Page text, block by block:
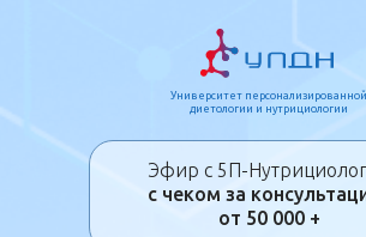
Эфир с 5П-
с чеком за
от 50 000 +
Университет персонализированной
диетологии и нутрициологии